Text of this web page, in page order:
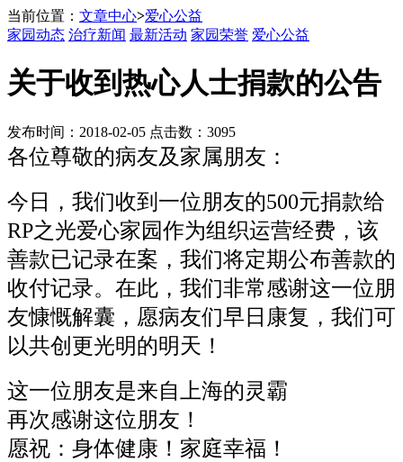
当前位置： 文章中心>爱心公益
家园动态 治疗新闻 最新活动 家园荣誉 爱心公益
关于收到热心人士捐款的公告
发布时间：2018-02-05 点击数：3095
各位尊敬的病友及家属朋友：
今日，我们收到一位朋友的500元捐款给
RP之光爱心家园作为组织运营经费，该
善款已记录在案，我们将定期公布善款的
收付记录。在此，我们非常感谢这一位朋
友慷慨解囊，愿病友们早日康复，我们可
以共创更光明的明天！
这一位朋友是来自上海的灵霸
再次感谢这位朋友！
愿祝：身体健康！家庭幸福！